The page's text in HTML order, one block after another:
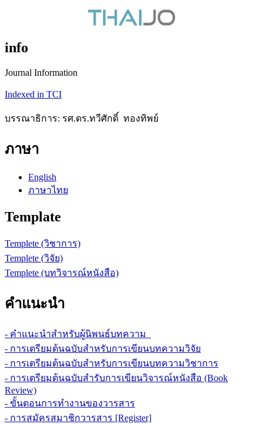
info
Journal Information
Indexed in TCI
บรรณาธิการ: รศ.ดร.ทวีศักดิ์ ทองทิพย์
ภาษา
English
ภาษาไทย
Template
Templete (วิชาการ)
Templete (วิจัย)
Templete (บทวิจารณ์หนังสือ)
คำแนะนำ
- คำแนะนำสำหรับผู้นิพนธ์บทความ
- การเตรียมต้นฉบับสำหรับการเขียนบทความวิจัย
- การเตรียมต้นฉบับสำหรับการเขียนบทความวิชาการ
- การเตรียมต้นฉบับสำรับการเขียนวิจารณ์หนังสือ (Book
Review)
- ขั้นตอนการทำงานของวารสาร
- การสมัครสมาชิกวารสาร [Register]